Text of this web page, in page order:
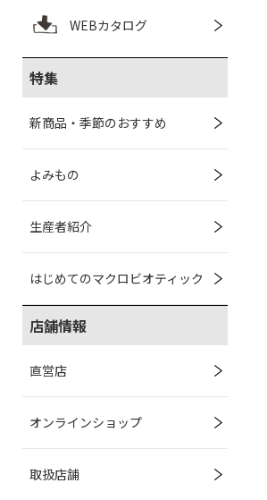
WEBカタログ
特集
新商品・季節のおすすめ
よみもの
生産者紹介
はじめてのマクロビオティック
店舗情報
直営店
オンラインショップ
取扱店舗